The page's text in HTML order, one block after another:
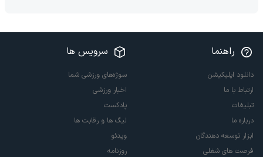
راهنما
دانلود اپلیکیشن
ارتباط با ما
تبلیغات
درباره ما
ابزار توسعه دهندگان
فرصت های شغلی
سرویس ها
سوژه‌های ورزشی شما
اخبار ورزشی
پادکست
لیگ ها و رقابت ها
ویدئو
روزنامه